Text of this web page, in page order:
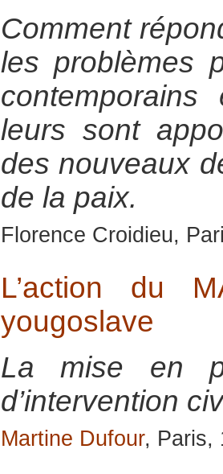
Comment
les problèmes
leurs sont
des nouveaux
de la paix.
Florence Croidieu,
L’action du
yougoslave
La mise en
d’intervention
Martine Dufour, Paris,